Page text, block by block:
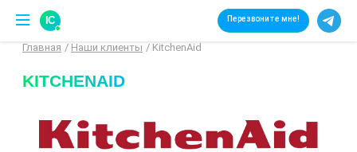
IC Перезвоните мне!
Главная Наши клиенты KitchenAid
KITCHENAID